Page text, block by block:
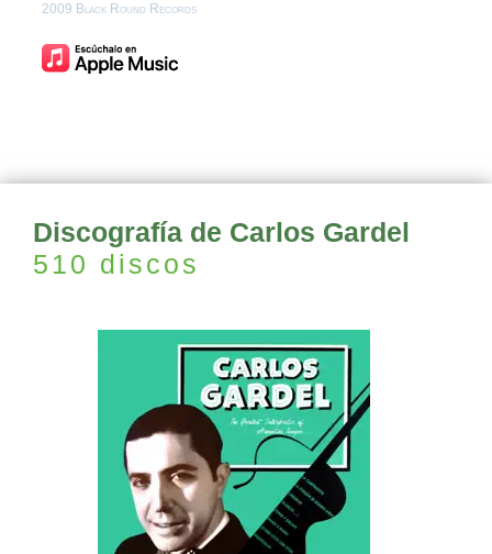
2009 Black Round Records
Discografía de Carlos Gardel
510 discos